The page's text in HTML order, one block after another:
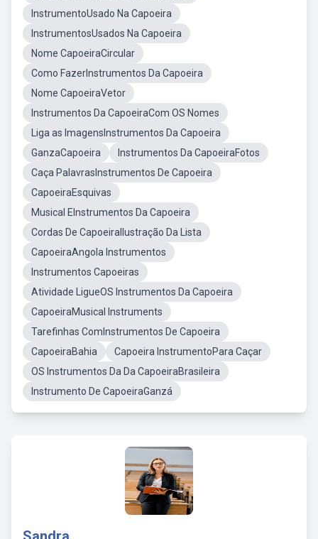
InstrumentoUsado Na Capoeira
InstrumentosUsados Na Capoeira
Nome CapoeiraCircular
Como FazerInstrumentos Da Capoeira
Nome CapoeiraVetor
Instrumentos Da CapoeiraCom OS Nomes
Liga as ImagensInstrumentos Da Capoeira
GanzaCapoeira
Instrumentos Da CapoeiraFotos
Caça PalavrasInstrumentos De Capoeira
CapoeiraEsquivas
Musical EInstrumentos Da Capoeira
Cordas De CapoeiraIlustração Da Lista
CapoeiraAngola Instrumentos
Instrumentos Capoeiras
Atividade LigueOS Instrumentos Da Capoeira
CapoeiraMusical Instruments
Tarefinhas ComInstrumentos De Capoeira
CapoeiraBahia
Capoeira InstrumentoPara Caçar
OS Instrumentos Da Da CapoeiraBrasileira
Instrumento De CapoeiraGanzá